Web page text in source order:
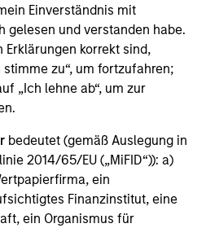
Einverständnis mit
gelesen und verstanden habe.
korrekt sind,
zu“, um fortzufahren;
„Ich lehne ab“, um zur
bedeutet (gemäß Auslegung in
2014/65/EU („MiFID“)): a)
ein
Finanzinstitut, eine
ein Organismus für
Monitor - Q2 2026
credit landscape,
developments, and
shaping the asset